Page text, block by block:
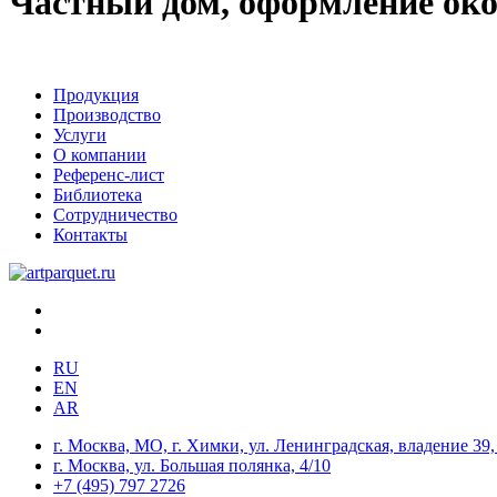
Продукция
Производство
Услуги
О компании
Референс-лист
Библиотека
Сотрудничество
Контакты
RU
EN
AR
г. Москва, МО, г. Химки, ул. Ленинградская, владение 39,
г. Москва, ул. Большая полянка, 4/10
+7 (495) 797 2726